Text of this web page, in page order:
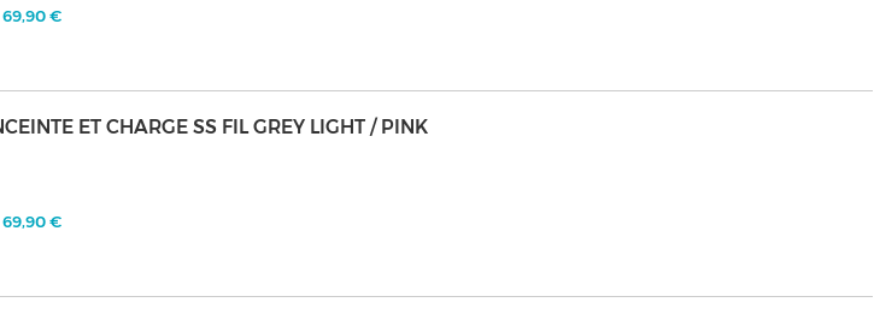
69,90 €
ET CHARGE SS FIL GREY LIGHT / PINK
69,90 €